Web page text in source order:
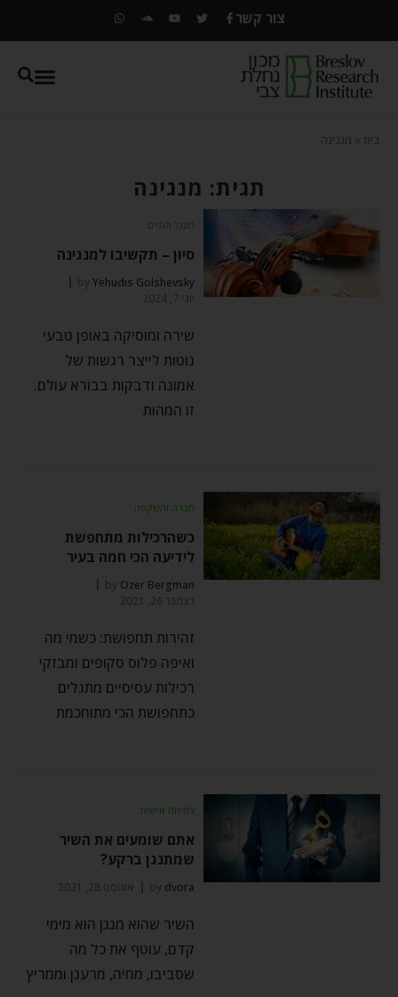
צור קשר
בית מנגינה
תגית: מנגינה
מעגל החיים
סיון – תקשיבו למנגינה
byYehudis Golshevsky
יוני 7, 2024
שירה ומוסיקה באופן טבעי
נוטות לייצר רגשות של
אמונה ודבקות בבורא עולם.
זו המהות
חברה והשקפה
כשהרכילות מתחפשת
לידיעה הכי חמה בעיר
by Ozer Bergman
דצמבר 26, 2021
זהירות תחפושת: כשמי מה
ואיפה פלוס סקופים ומבזקי
רכילות עסיסיים מתגלים
כתחפושת הכי מתוחכמת
צמיחה אישית
אתם שומעים את השיר
שמתנגן ברקע?
by dvora אוגוסט 28, 2021
השיר שהוא מנגן הוא מימי
קדם, עוטף את כל מה
שסביבו, מחיה, מרענן וממריץ